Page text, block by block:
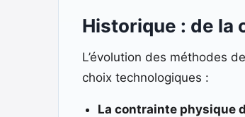
Historique : de la
L’évolution des méthodes
choix technologiques :
La contrainte physique